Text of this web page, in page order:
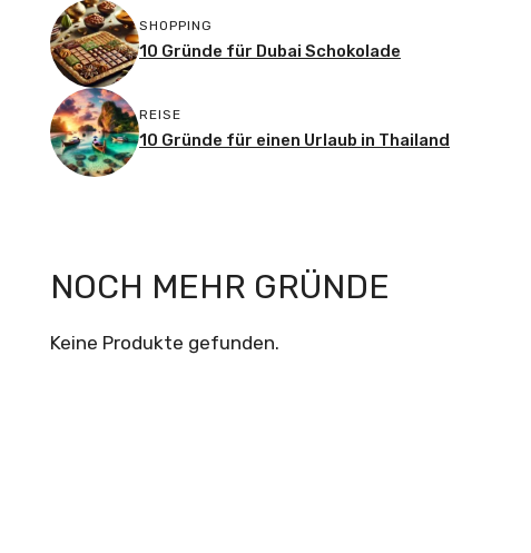
SHOPPING
10 Gründe für Dubai Schokolade
REISE
10 Gründe für einen Urlaub in Thailand
NOCH MEHR GRÜNDE
Keine Produkte gefunden.